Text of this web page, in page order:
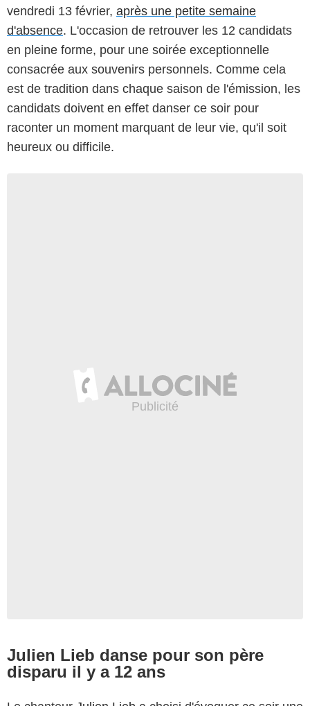
vendredi 13 février, après une petite semaine
d'absence. L'occasion de retrouver les 12 candidats
en pleine forme, pour une soirée exceptionnelle
consacrée aux souvenirs personnels. Comme cela
est de tradition dans chaque saison de l'émission, les
candidats doivent en effet danser ce soir pour
raconter un moment marquant de leur vie, qu'il soit
heureux ou difficile.
Julien Lieb danse pour son père
disparu il y a 12 ans